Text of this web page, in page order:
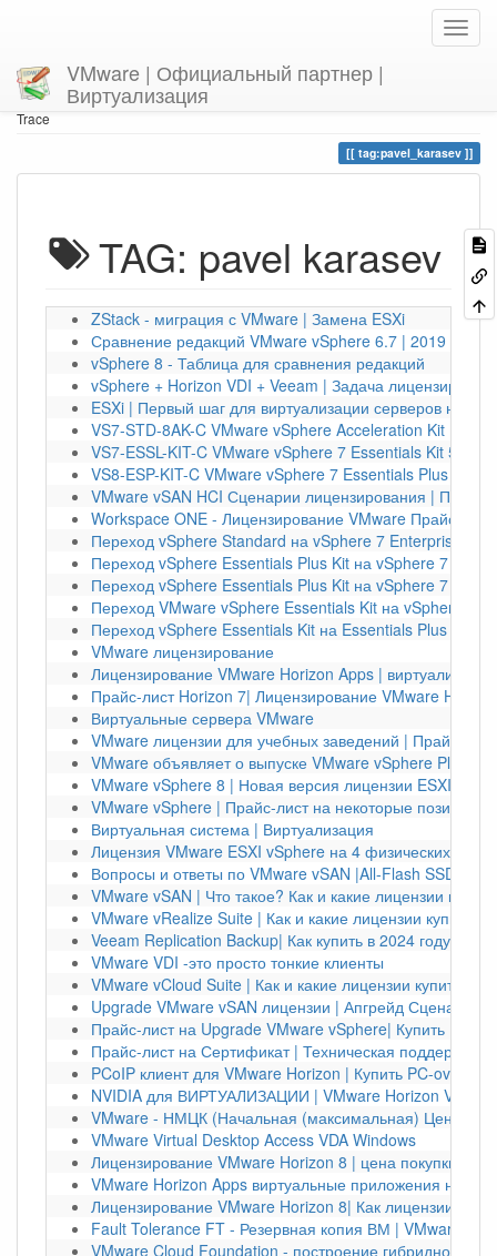
VMware | Официальный партнер |
Виртуализация
You are here Home
tag
pavel_karasev
Trace
tag:pavel_karasev
TAG: pavel karasev
ZStack - миграция с VMware | Замена ESXi
Сравнение редакций VMware vSphere 6.7 | 2019 год
vSphere 8 - Таблица для сравнения редакций
vSphere + Horizon VDI + Veeam | Задача
ESXi | Первый шаг для виртуализации серверов на
VS7-STD-8AK-C VMware vSphere Acceleration Kit |
VS7-ESSL-KIT-C VMware vSphere 7 Essentials Kit
VS8-ESP-KIT-C VMware vSphere 7 Essentials Plus |
VMware vSAN HCI Сценарии лицензирования |
Workspace ONE - Лицензирование VMware Прайс-
Переход vSphere Standard на vSphere 7 Enterprise Plus
Переход vSphere Essentials Plus Kit на vSphere 7
Переход vSphere Essentials Plus Kit на vSphere 7
Переход VMware vSphere Essentials Kit на vSphere 7
Переход vSphere Essentials Kit на Essentials Plus
VMware лицензирование
Лицензирование VMware Horizon Apps |
Прайс-лист Horizon 7| Лицензирование VMware
Виртуальные сервера VMware
VMware лицензии для учебных заведений | Прайс-лист
VMware объявляет о выпуске VMware vSphere
VMware vSphere 8 | Новая версия лицензии ESXI 8
VMware vSphere | Прайс-лист на некоторые позиции
Виртуальная система | Виртуализация
Лицензия VMware ESXI vSphere на 4 физических
Вопросы и ответы по VMware vSAN |All-Flash SSD
VMware vSAN | Что такое? Как и какие лицензии
VMware vRealize Suite | Как и какие лицензии купить?
Veeam Replication Backup| Как купить в 2024 году?
VMware VDI -это просто тонкие клиенты
VMware vCloud Suite | Как и какие лицензии купить?
Upgrade VMware vSAN лицензии | Апгрейд Сценарии
Прайс-лист на Upgrade VMware vSphere| Купить
Прайс-лист на Сертификат | Техническая поддержка
PCoIP клиент для VMware Horizon | Купить PC-over-IP
NVIDIA для ВИРТУАЛИЗАЦИИ | VMware Horizon VDI
VMware - НМЦК (Начальная (максимальная) Цена
VMware Virtual Desktop Access VDA Windows
Лицензирование VMware Horizon 8 | цена покупки
VMware Horizon Apps виртуальные приложения на
Лицензирование VMware Horizon 8| Как лицензии
Fault Tolerance FT - Резервная копия ВМ | VMware
VMware Cloud Foundation - построение гибридного